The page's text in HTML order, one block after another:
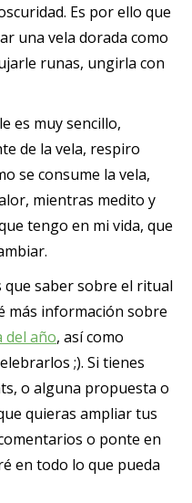
Es por ello que
una vela dorada como
runas, ungirla con
es muy sencillo,
de la vela, respiro
se consume la vela,
mientras medito y
tengo en mi vida, que
saber sobre el ritual
más información sobre
del año, así como
;). Si tienes
o alguna propuesta o
quieras ampliar tus
o ponte en
en todo lo que pueda